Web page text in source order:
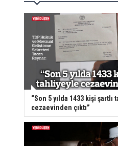
“Son 5 yılda 1433 kişi şartlı
cezaevinden çıktı”